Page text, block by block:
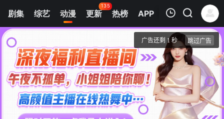
剧集 综艺 动漫 更新
135
热榜 APP
第1集
重生封神游戏之最强散人 动态漫画
清空